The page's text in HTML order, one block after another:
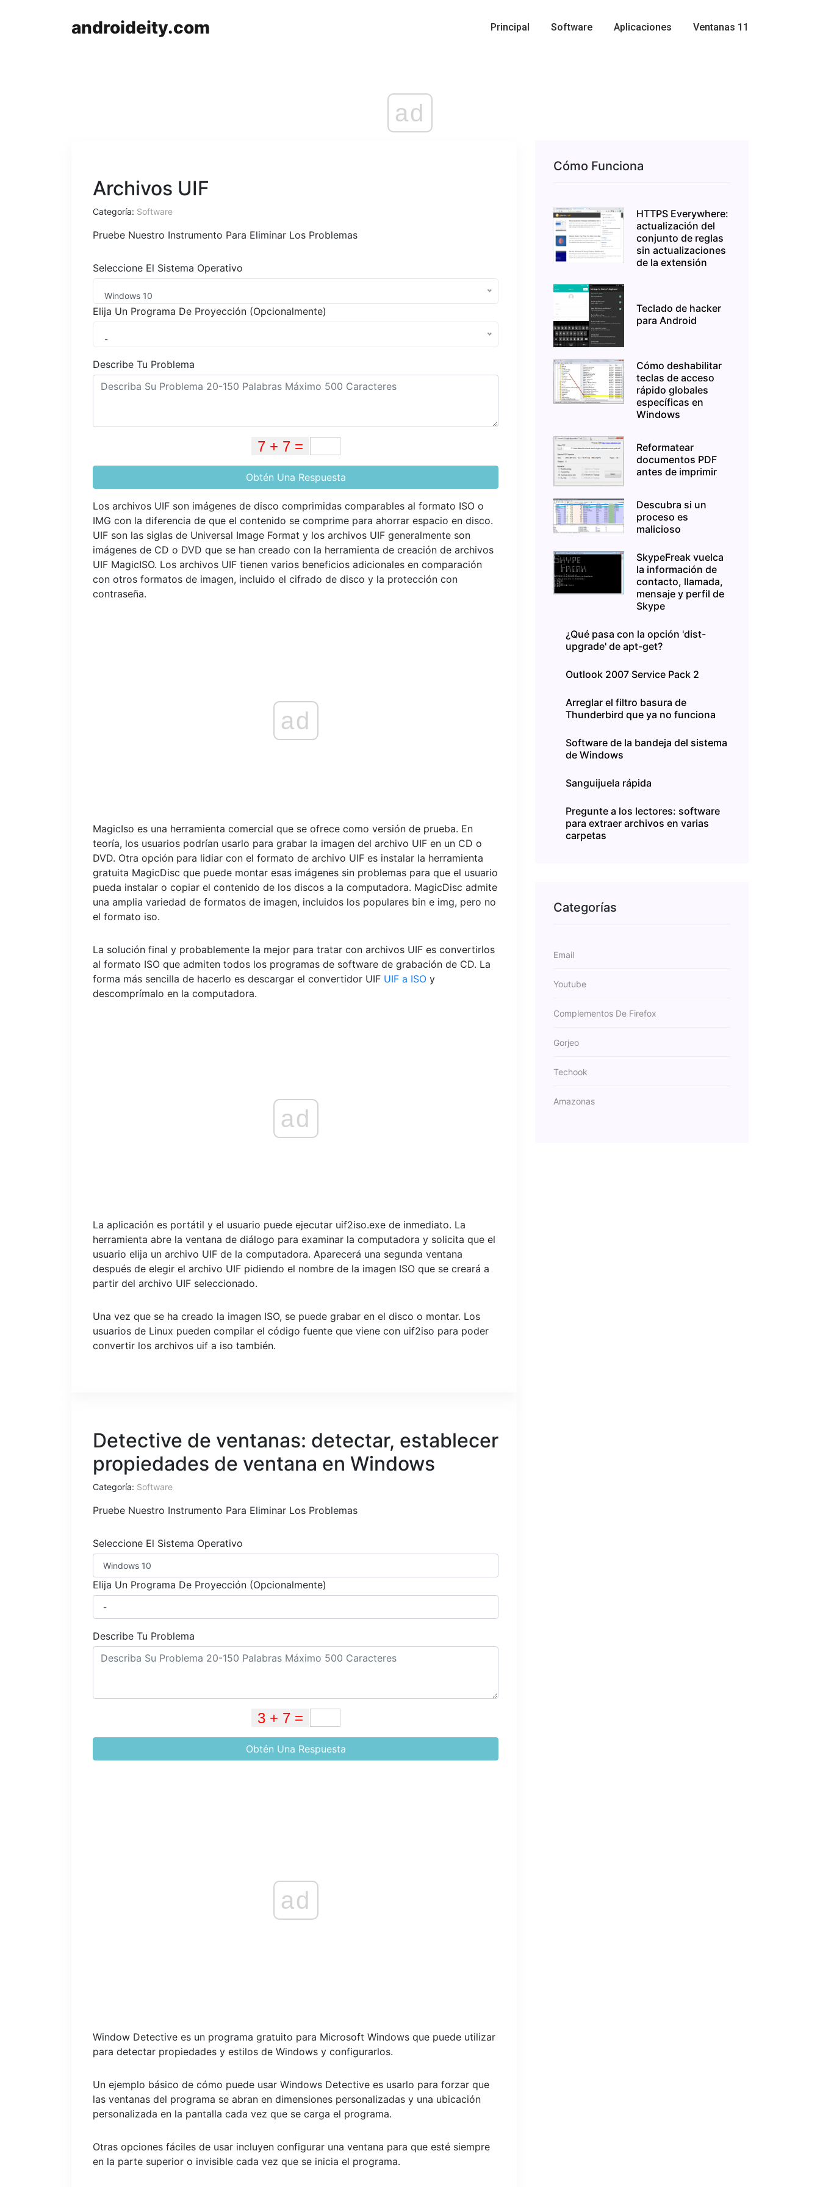
androideity.com Principal Software Aplicaciones Ventanas 11
ad
Archivos UIF
Categoría: Software
Pruebe Nuestro Instrumento Para Eliminar Los Problemas
Seleccione El Sistema Operativo
Windows 10
Elija Un Programa De Proyección (Opcionalmente)
-
Describe Tu Problema
Obtén Una Respuesta
Los archivos UIF son imágenes de disco comprimidas comparables al formato ISO o
IMG con la diferencia de que el contenido se comprime para ahorrar espacio en disco.
UIF son las siglas de Universal Image Format y los archivos UIF generalmente son
imágenes de CD o DVD que se han creado con la herramienta de creación de archivos
UIF MagicISO. Los archivos UIF tienen varios beneficios adicionales en comparación
con otros formatos de imagen, incluido el cifrado de disco y la protección con
contraseña.
ad
MagicIso es una herramienta comercial que se ofrece como versión de prueba. En
teoría, los usuarios podrían usarlo para grabar la imagen del archivo UIF en un CD o
DVD. Otra opción para lidiar con el formato de archivo UIF es instalar la herramienta
gratuita MagicDisc que puede montar esas imágenes sin problemas para que el usuario
pueda instalar o copiar el contenido de los discos a la computadora. MagicDisc admite
una amplia variedad de formatos de imagen, incluidos los populares bin e img, pero no
el formato iso.
La solución final y probablemente la mejor para tratar con archivos UIF es convertirlos
al formato ISO que admiten todos los programas de software de grabación de CD. La
forma más sencilla de hacerlo es descargar el convertidor UIF UIF a ISO y
descomprímalo en la computadora.
ad
La aplicación es portátil y el usuario puede ejecutar uif2iso.exe de inmediato. La
herramienta abre la ventana de diálogo para examinar la computadora y solicita que el
usuario elija un archivo UIF de la computadora. Aparecerá una segunda ventana
después de elegir el archivo UIF pidiendo el nombre de la imagen ISO que se creará a
partir del archivo UIF seleccionado.
Una vez que se ha creado la imagen ISO, se puede grabar en el disco o montar. Los
usuarios de Linux pueden compilar el código fuente que viene con uif2iso para poder
convertir los archivos uif a iso también.
Detective de ventanas: detectar, establecer
propiedades de ventana en Windows
Categoría: Software
Pruebe Nuestro Instrumento Para Eliminar Los Problemas
Seleccione El Sistema Operativo
Elija Un Programa De Proyección (Opcionalmente)
Describe Tu Problema
Obtén Una Respuesta
ad
Window Detective es un programa gratuito para Microsoft Windows que puede utilizar
para detectar propiedades y estilos de Windows y configurarlos.
Un ejemplo básico de cómo puede usar Windows Detective es usarlo para forzar que
las ventanas del programa se abran en dimensiones personalizadas y una ubicación
personalizada en la pantalla cada vez que se carga el programa.
Otras opciones fáciles de usar incluyen configurar una ventana para que esté siempre
en la parte superior o invisible cada vez que se inicia el programa.
Cómo Funciona
HTTPS Everywhere:
actualización del
conjunto de reglas
sin actualizaciones
de la extensión
Teclado de hacker
para Android
Cómo deshabilitar
teclas de acceso
rápido globales
específicas en
Windows
Reformatear
documentos PDF
antes de imprimir
Descubra si un
proceso es
malicioso
SkypeFreak vuelca
la información de
contacto, llamada,
mensaje y perfil de
Skype
¿Qué pasa con la opción 'dist-
upgrade' de apt-get?
Outlook 2007 Service Pack 2
Arreglar el filtro basura de
Thunderbird que ya no funciona
Software de la bandeja del sistema
de Windows
Sanguijuela rápida
Pregunte a los lectores: software
para extraer archivos en varias
carpetas
Categorías
Email
Youtube
Complementos De Firefox
Gorjeo
Techook
Amazonas